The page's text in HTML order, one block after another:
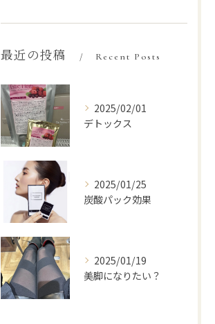
最近の投稿 Recent Posts
2025/02/01
デトックス
2025/01/25
炭酸パック効果
2025/01/19
美脚になりたい？